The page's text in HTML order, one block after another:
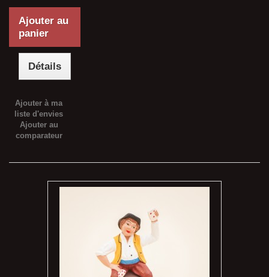
Ajouter au
panier
Détails
Ajouter à ma
liste d'envies
Ajouter au
comparateur